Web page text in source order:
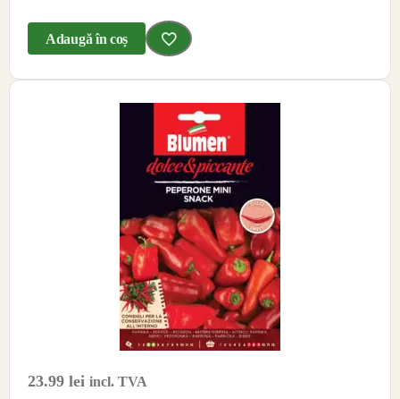
Adaugă în coș
23.99 lei incl. TVA